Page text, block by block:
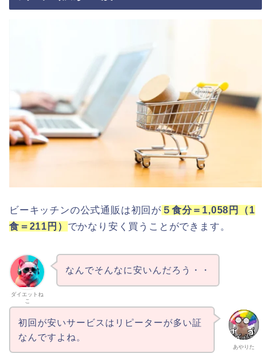
ビーキッチンの公式通販は初回が ５食分＝1,058円（1
食＝211円） でかなり安く買うことができます。
ダイエットね
こ
なんでそんなに安いんだろう・・
あやりた
初回が安いサービスはリピーターが多い証
なんですよね。